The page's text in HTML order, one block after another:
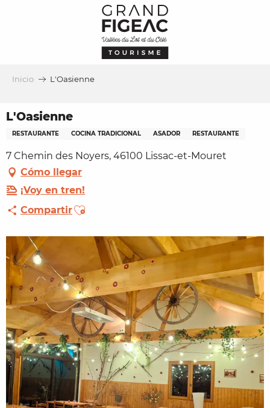
Inicio L'Oasienne
L'Oasienne
RESTAURANTE COCINA TRADICIONAL ASADOR RESTAURANTE
7 Chemin des Noyers, 46100 Lissac-et-Mouret
Cómo llegar
¡Voy en tren!
CompartirAjouter aux favoris